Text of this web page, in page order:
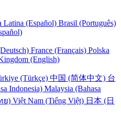
Latina (Español) Brasil (Português)
France (Français) Polska
(English)
(Türkçe) 中国 (简体中文) 台
Indonesia) Malaysia (Bahasa
ย) Việt Nam (Tiếng Việt) 日本 (日